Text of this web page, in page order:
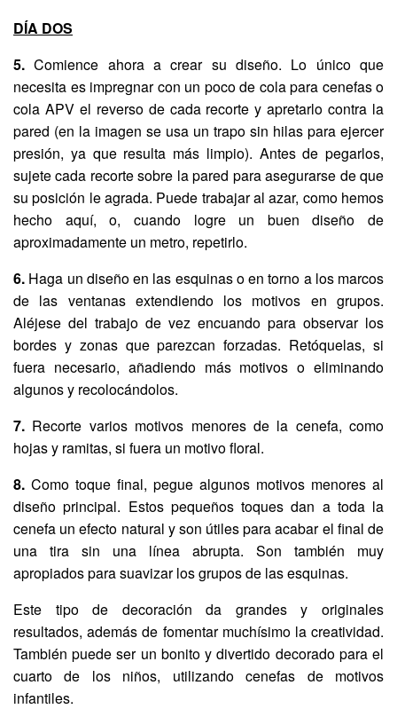
DÍA DOS
5. Comience ahora a crear su diseño. Lo único que
necesita es impregnar con un poco de cola para cenefas o
cola APV el reverso de cada recorte y apretarlo contra la
pared (en la imagen se usa un trapo sin hilas para ejercer
presión, ya que resulta más limpio). Antes de pegarlos,
sujete cada recorte sobre la pared para asegurarse de que
su posición le agrada. Puede trabajar al azar, como hemos
hecho aquí, o, cuando logre un buen diseño de
aproximadamente un metro, repetirlo.
6. Haga un diseño en las esquinas o en torno a los marcos
de las ventanas extendiendo los motivos en grupos.
Aléjese del trabajo de vez encuando para observar los
bordes y zonas que parezcan forzadas. Retóquelas, si
fuera necesario, añadiendo más motivos o eliminando
algunos y recolocándolos.
7. Recorte varios motivos menores de la cenefa, como
hojas y ramitas, si fuera un motivo floral.
8. Como toque final, pegue algunos motivos menores al
diseño principal. Estos pequeños toques dan a toda la
cenefa un efecto natural y son útiles para acabar el final de
una tira sin una línea abrupta. Son también muy
apropiados para suavizar los grupos de las esquinas.
Este tipo de decoración da grandes y originales
resultados, además de fomentar muchísimo la creatividad.
También puede ser un bonito y divertido decorado para el
cuarto de los niños, utilizando cenefas de motivos
infantiles.